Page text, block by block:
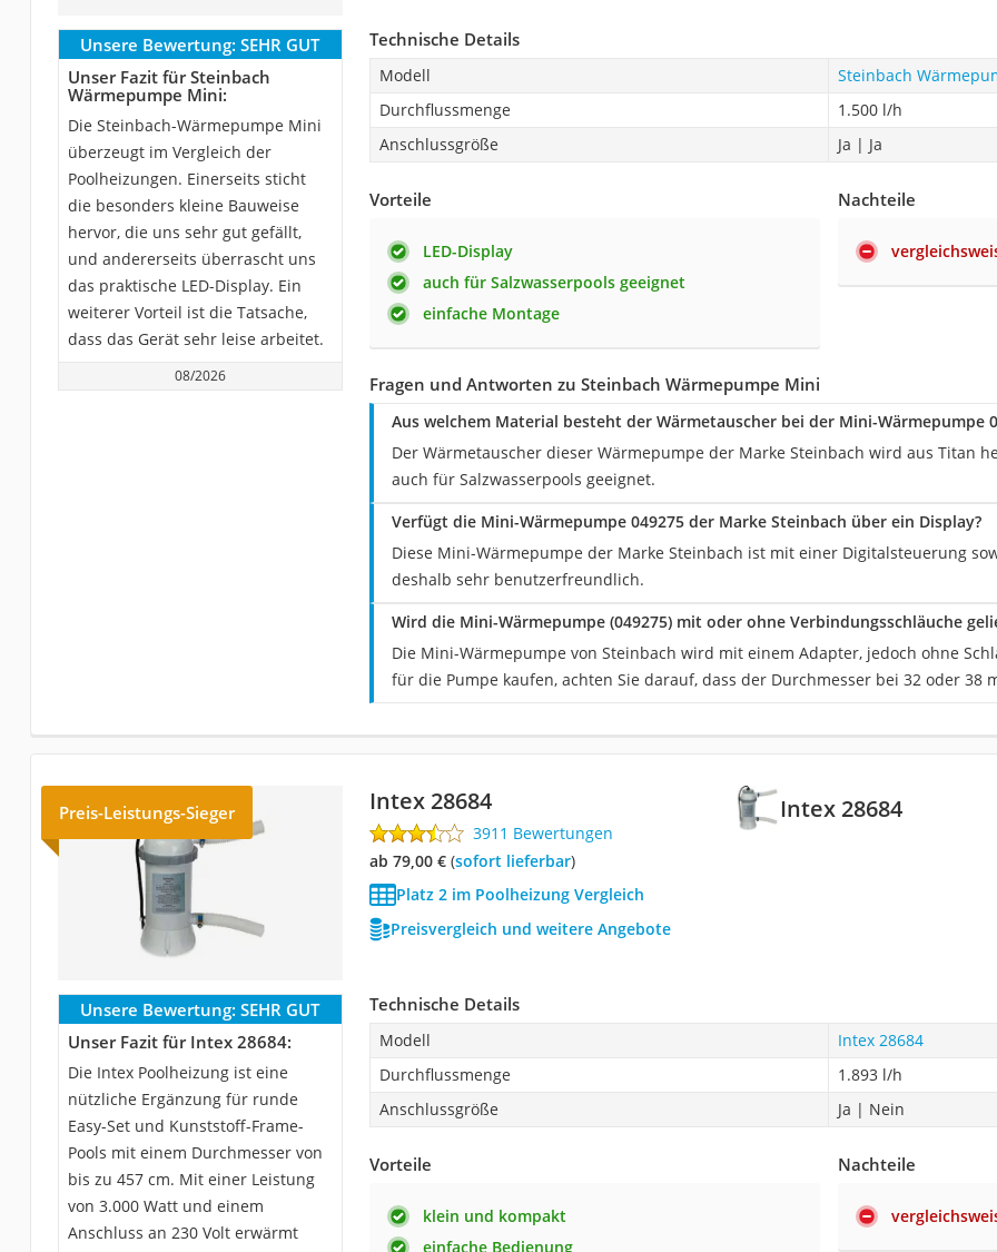
Unsere Bewertung: SEHR GUT
Unser Fazit für Steinbach
Wärmepumpe Mini:
Die Steinbach-Wärmepumpe Mini
überzeugt im Vergleich der
Poolheizungen. Einerseits sticht
die besonders kleine Bauweise
hervor, die uns sehr gut gefällt,
und andererseits überrascht uns
das praktische LED-Display. Ein
weiterer Vorteil ist die Tatsache,
dass das Gerät sehr leise arbeitet.
08/2026
Technische Details
Modell
Steinbach
Durchflussmenge
1.500 l/h
Anschlussgröße
Ja | Ja
Vorteile
LED-Display
auch für Salzwasserpools geeignet
einfache Montage
Nachteile
Fragen und Antworten zu Steinbach Wärmepumpe Mini
Aus welchem Material besteht der Wärmetauscher bei der Mini-Wärmepumpe
Der Wärmetauscher dieser Wärmepumpe der Marke Steinbach wird aus Titan
auch für Salzwasserpools geeignet.
Verfügt die Mini-Wärmepumpe 049275 der Marke Steinbach über ein Display?
Diese Mini-Wärmepumpe der Marke Steinbach ist mit einer Digitalsteuerung
deshalb sehr benutzerfreundlich.
Wird die Mini-Wärmepumpe (049275) mit oder ohne Verbindungsschläuche
Die Mini-Wärmepumpe von Steinbach wird mit einem Adapter, jedoch ohne
für die Pumpe kaufen, achten Sie darauf, dass der Durchmesser bei 32 oder 38
Intex 28684
Preis-Leistungs-Sieger Intex 28684
3911 Bewertungen
ab 79,00 €( Sofort lieferbar)
Platz 2 im Poolheizung Vergleich
Preisvergleich und weitere Angebote
Unsere Bewertung: SEHR GUT
Unser Fazit für Intex 28684:
Die Intex Poolheizung ist eine
nützliche Ergänzung für runde
Easy-Set und Kunststoff-Frame-
Pools mit einem Durchmesser von
bis zu 457 cm. Mit einer Leistung
von 3.000 Watt und einem
Anschluss an 230 Volt erwärmt
Technische Details
Modell
Intex 28684
Durchflussmenge
1.893 l/h
Anschlussgröße
Ja | Nein
Vorteile
klein und kompakt
einfache Bedienung
Nachteile